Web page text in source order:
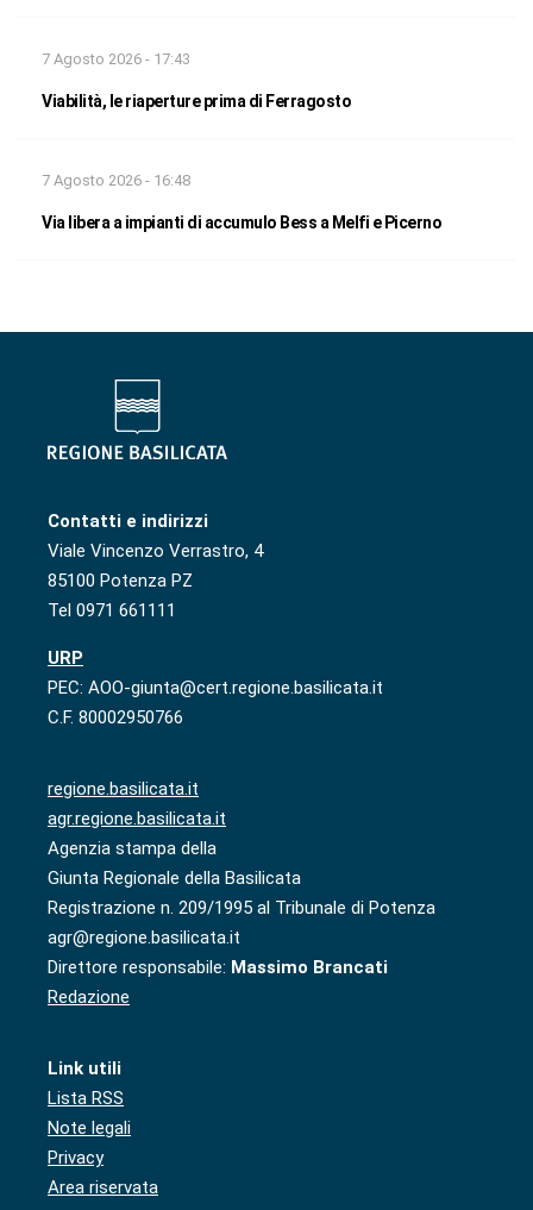
7 Agosto 2026 - 17:43
Viabilità, le riaperture prima di Ferragosto
7 Agosto 2026 - 16:48
Via libera a impianti di accumulo Bess a Melfi e Picerno
Contatti e indirizzi
Viale Vincenzo Verrastro, 4
85100 Potenza PZ
Tel 0971 661111
URP
PEC: AOO-giunta@cert.regione.basilicata.it
C.F. 80002950766
regione.basilicata.it
agr.regione.basilicata.it
Agenzia stampa della
Giunta Regionale della Basilicata
Registrazione n. 209/1995 al Tribunale di Potenza
agr@regione.basilicata.it
Direttore responsabile: Massimo Brancati
Redazione
Link utili
Lista RSS
Note legali
Privacy
Area riservata